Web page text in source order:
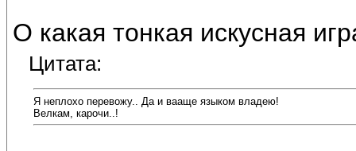
О какая тонкая искусная
Цитата:
Я неплохо перевожу.. Да и вааще языком владею!
Велкам, карочи..!